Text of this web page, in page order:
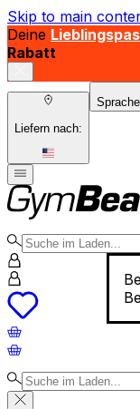
Skip to main
Deine
Rabatt
Liefern nach: